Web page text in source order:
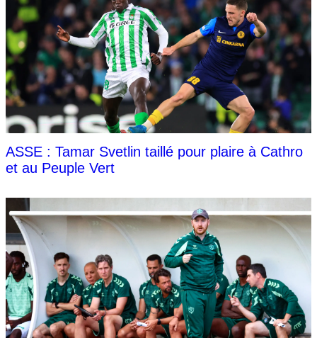
ASSE : Tamar Svetlin taillé pour plaire à Cathro
et au Peuple Vert